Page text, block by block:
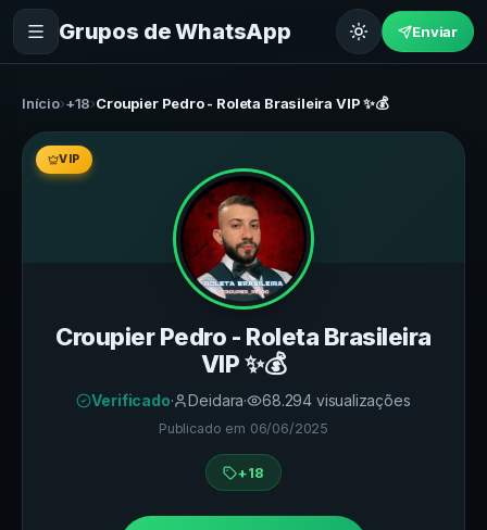
Grupos de WhatsApp Enviar
Início›+18›Croupier Pedro - Roleta Brasileira VIP ✨💰
VIP
Croupier Pedro - Roleta Brasileira
VIP ✨💰
Verificado· Deidara· 68.294 visualizações
Publicado em 06/06/2025
+18